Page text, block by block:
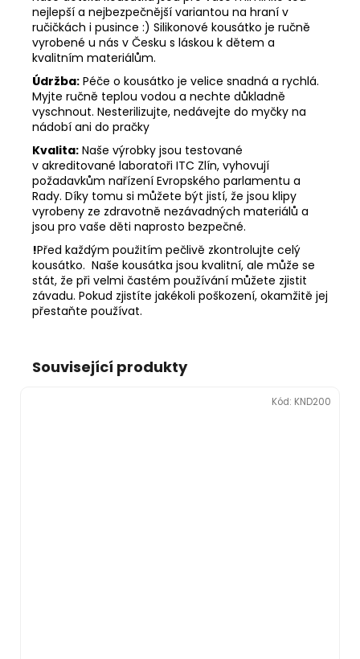
nejlepší a nejbezpečnější variantou na hraní v
ručičkách i pusince :) Silikonové kousátko je ručně
vyrobené u nás v Česku s láskou k dětem a
kvalitním materiálům.
Údržba: Péče o kousátko je velice snadná a rychlá.
Myjte ručně teplou vodou a nechte důkladně
vyschnout. Nesterilizujte, nedávejte do myčky na
nádobí ani do pračky
Kvalita: Naše výrobky jsou testované
v akreditované laboratoři ITC Zlín, vyhovují
požadavkům nařízení Evropského parlamentu a
Rady. Díky tomu si můžete být jistí, že jsou klipy
vyrobeny ze zdravotně nezávadných materiálů a
jsou pro vaše děti naprosto bezpečné.
!Před každým použitím pečlivě zkontrolujte celý
kousátko. Naše kousátka jsou kvalitní, ale může se
stát, že při velmi častém používání můžete zjistit
závadu. Pokud zjistíte jakékoli poškození, okamžitě jej
přestaňte používat.
Související produkty
Kód: KND200